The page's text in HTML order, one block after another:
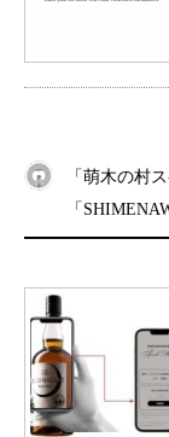
「萌木の村
「